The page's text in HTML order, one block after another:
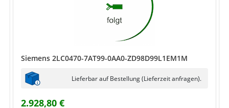
Siemens 2LC0470-7AT99-0AA0-ZD98D99L1EM1M
Lieferbar auf Bestellung (Lieferzeit anfragen).
2.928,80 €